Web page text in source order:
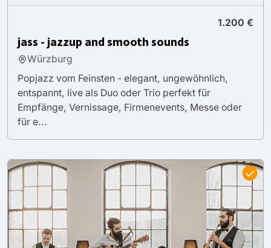
1.200 €
jass - jazzup and smooth sounds
Würzburg
Popjazz vom Feinsten - elegant, ungewöhnlich,
entspannt, live als Duo oder Trio perfekt für
Empfänge, Vernissage, Firmenevents, Messe oder
für e...